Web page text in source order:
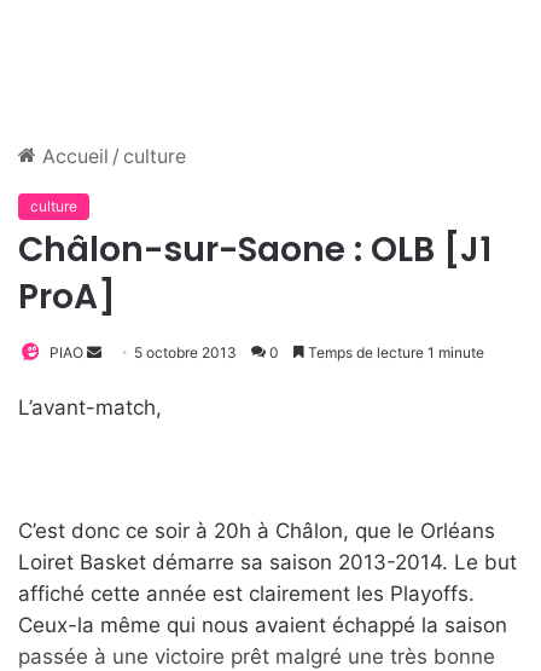
Accueil / culture
culture
Châlon-sur-Saone : OLB [J1
ProA]
PIAO
v
r
u
n
5 octobre 2013 0 Temps de lecture 1 minute
L’avant-match,
C’est donc ce soir à 20h à Châlon, que le Orléans
Loiret Basket démarre sa saison 2013-2014. Le but
affiché cette année est clairement les Playoffs.
Ceux-la même qui nous avaient échappé la saison
passée à une victoire prêt malgré une très bonne